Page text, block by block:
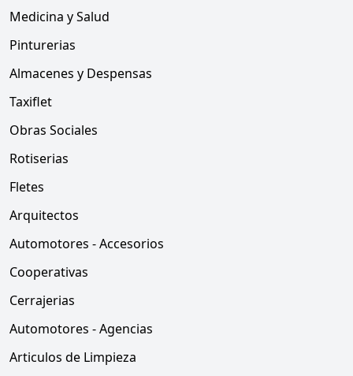
Medicina y Salud
Pinturerias
Almacenes y Despensas
Taxiflet
Obras Sociales
Rotiserias
Fletes
Arquitectos
Automotores - Accesorios
Cooperativas
Cerrajerias
Automotores - Agencias
Articulos de Limpieza